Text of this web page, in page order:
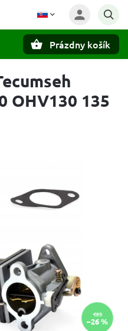
Prázdny košík
OHV130 135
€23
–26 %